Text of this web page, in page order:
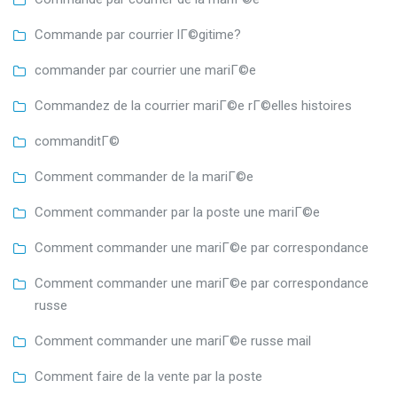
Commande par courrier lГ©gitime?
commander par courrier une mariГ©e
Commandez de la courrier mariГ©e rГ©elles histoires
commanditГ©
Comment commander de la mariГ©e
Comment commander par la poste une mariГ©e
Comment commander une mariГ©e par correspondance
Comment commander une mariГ©e par correspondance
russe
Comment commander une mariГ©e russe mail
Comment faire de la vente par la poste